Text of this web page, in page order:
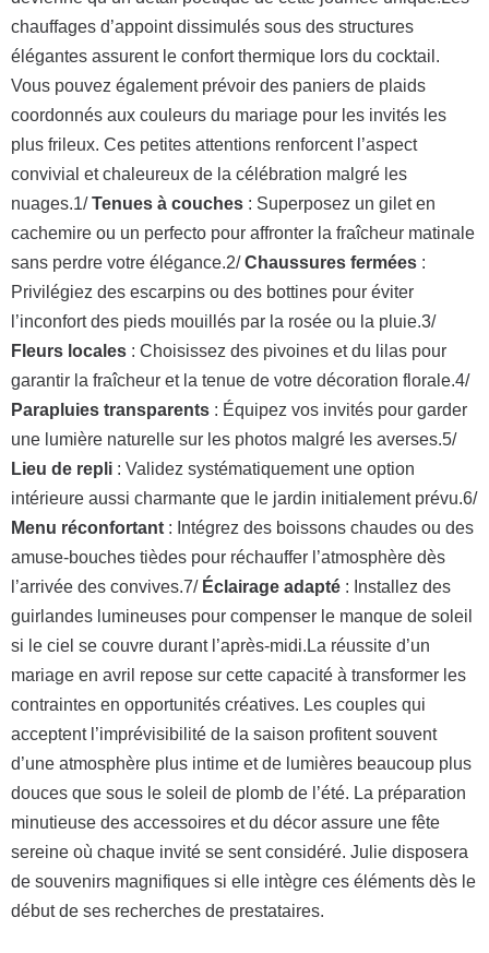
chauffages d’appoint dissimulés sous des structures
élégantes assurent le confort thermique lors du cocktail.
Vous pouvez également prévoir des paniers de plaids
coordonnés aux couleurs du mariage pour les invités les
plus frileux. Ces petites attentions renforcent l’aspect
convivial et chaleureux de la célébration malgré les
nuages.1/Tenues à couches : Superposez un gilet en
cachemire ou un perfecto pour affronter la fraîcheur matinale
sans perdre votre élégance.2/Chaussures fermées :
Privilégiez des escarpins ou des bottines pour éviter
l’inconfort des pieds mouillés par la rosée ou la pluie.3/
Fleurs locales : Choisissez des pivoines et du lilas pour
garantir la fraîcheur et la tenue de votre décoration florale.4/
Parapluies transparents : Équipez vos invités pour garder
une lumière naturelle sur les photos malgré les averses.5/
Lieu de repli : Validez systématiquement une option
intérieure aussi charmante que le jardin initialement prévu.6/
Menu réconfortant : Intégrez des boissons chaudes ou des
amuse-bouches tièdes pour réchauffer l’atmosphère dès
l’arrivée des convives.7/ Éclairage adapté : Installez des
guirlandes lumineuses pour compenser le manque de soleil
si le ciel se couvre durant l’après-midi.La réussite d’un
mariage en avril repose sur cette capacité à transformer les
contraintes en opportunités créatives. Les couples qui
acceptent l’imprévisibilité de la saison profitent souvent
d’une atmosphère plus intime et de lumières beaucoup plus
douces que sous le soleil de plomb de l’été. La préparation
minutieuse des accessoires et du décor assure une fête
sereine où chaque invité se sent considéré. Julie disposera
de souvenirs magnifiques si elle intègre ces éléments dès le
début de ses recherches de prestataires.